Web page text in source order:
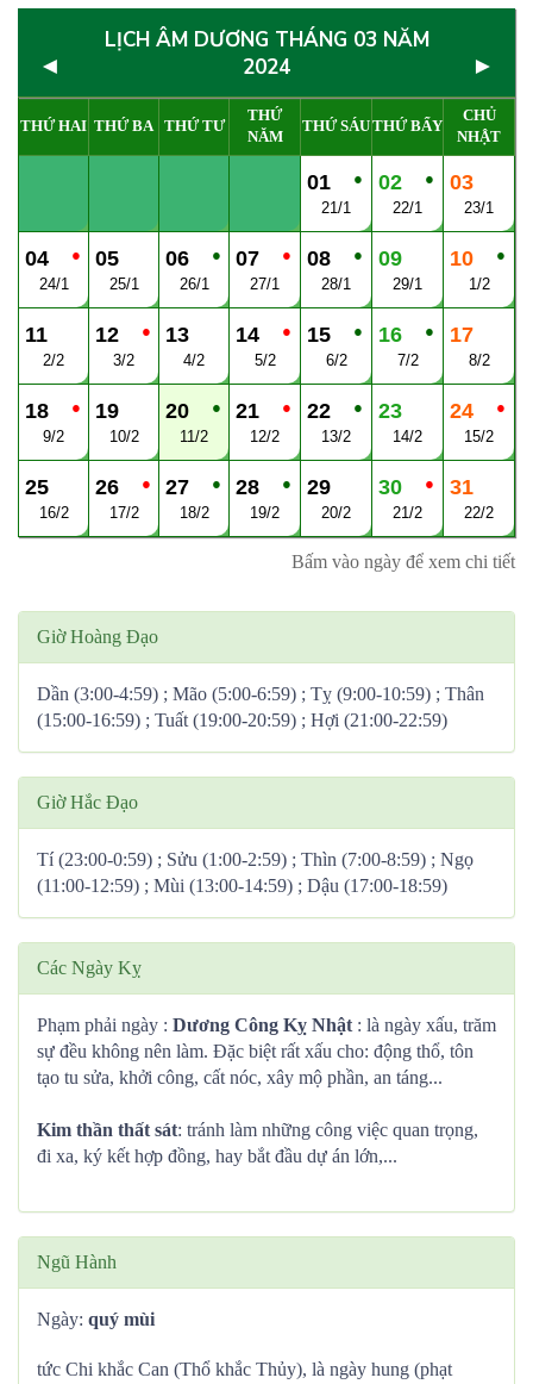
◄
LỊCH ÂM DƯƠNG THÁNG 03 NĂM
2024
►
THỨ HAI THỨ BA THỨ TƯ
THỨ
NĂM
THỨ SÁUTHỨ BẨY
CHỦ
NHẬT
●
01
21/1
●
02
22/1
03
23/1
●
04
24/1
05
25/1
●
06
26/1
●
07
27/1
●
08
28/1
09
29/1
●
10
1/2
11
2/2
●
12
3/2
13
4/2
●
14
5/2
●
15
6/2
●
16
7/2
17
8/2
●
18
9/2
19
10/2
●
20
11/2
●
21
12/2
●
22
13/2
23
14/2
●
24
15/2
25
16/2
●
26
17/2
●
27
18/2
●
28
19/2
29
20/2
●
30
21/2
31
22/2
Bấm vào ngày để xem chi tiết
Giờ Hoàng Đạo
Dần (3:00-4:59) ; Mão (5:00-6:59) ; Tỵ (9:00-10:59) ; Thân
(15:00-16:59) ; Tuất (19:00-20:59) ; Hợi (21:00-22:59)
Giờ Hắc Đạo
Tí (23:00-0:59) ; Sửu (1:00-2:59) ; Thìn (7:00-8:59) ; Ngọ
(11:00-12:59) ; Mùi (13:00-14:59) ; Dậu (17:00-18:59)
Các Ngày Kỵ
Phạm phải ngày : Dương Công Kỵ Nhật : là ngày xấu, trăm
sự đều không nên làm. Đặc biệt rất xấu cho: động thổ, tôn
tạo tu sửa, khởi công, cất nóc, xây mộ phần, an táng...
Kim thần thất sát: tránh làm những công việc quan trọng,
đi xa, ký kết hợp đồng, hay bắt đầu dự án lớn,...
Ngũ Hành
Ngày: quý mùi
tức Chi khắc Can (Thổ khắc Thủy), là ngày hung (phạt